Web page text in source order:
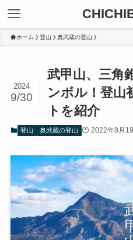
ホーム 登山 奥武蔵の登山
武甲山、三角
ンボル！登山
トを紹介
2024
9/30
登山 奥武蔵の登山 2022年8月